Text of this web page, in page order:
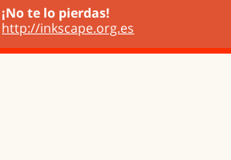
¡No te lo pierdas!
http://inkscape.org.es